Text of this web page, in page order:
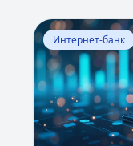
Перейти к
Интернет-банк